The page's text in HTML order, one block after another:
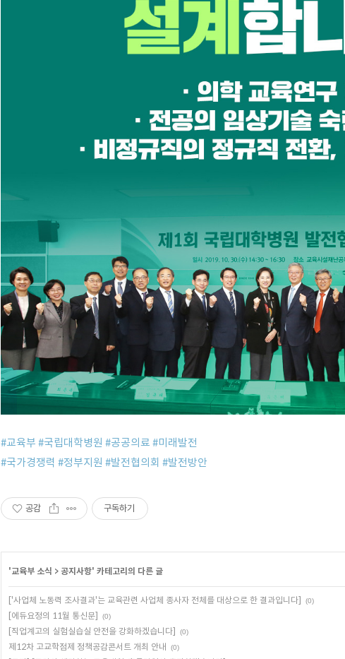
#교육부 #국립대학병원 #공공의료 #미래발전
#국가경쟁력 #정부지원 #발전협의회 #발전방안
공감 구독하기
'교육부 소식 > 공지사항' 카테고리의 다른 글
['사업체 노동력 조사결과'는 교육관련 사업체 종사자 전체를 대상으로 한 결과입니다] (0)
[에듀요정의 11월 통신문] (0)
[직업계고의 실험실습실 안전을 강화하겠습니다] (0)
제12차 고교학점제 정책공감콘서트 개최 안내 (0)